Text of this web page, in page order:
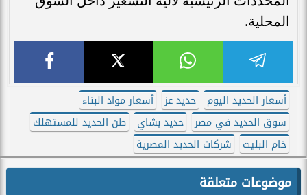
المحلية.
أسعار الحديد اليوم حديد عز
أسعار مواد البناء
سوق الحديد في مصر
حديد بشاي
طن الحديد للمستهلك
خام البليت
شركات الحديد المصرية
موضوعات متعلقة